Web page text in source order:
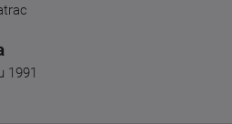
1991